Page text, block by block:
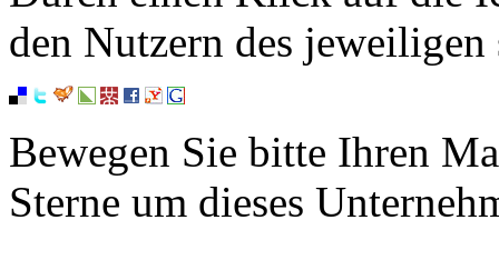
den Nutzern des
Bewegen Sie bitte Ihren
Sterne um dieses